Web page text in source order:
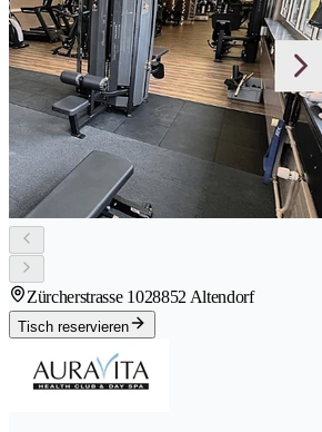
Zürcherstrasse 1028852 Altendorf
Tisch reservieren